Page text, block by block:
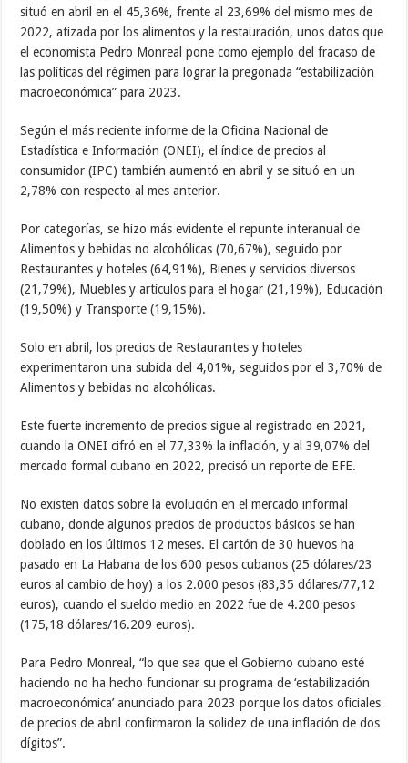
situó en abril en el 45,36%, frente al 23,69% del mismo mes de
2022, atizada por los alimentos y la restauración, unos datos que
el economista Pedro Monreal pone como ejemplo del fracaso de
las políticas del régimen para lograr la pregonada “estabilización
macroeconómica” para 2023.
Según el más reciente informe de la Oficina Nacional de
Estadística e Información (ONEI), el índice de precios al
consumidor (IPC) también aumentó en abril y se situó en un
2,78% con respecto al mes anterior.
Por categorías, se hizo más evidente el repunte interanual de
Alimentos y bebidas no alcohólicas (70,67%), seguido por
Restaurantes y hoteles (64,91%), Bienes y servicios diversos
(21,79%), Muebles y artículos para el hogar (21,19%), Educación
(19,50%) y Transporte (19,15%).
Solo en abril, los precios de Restaurantes y hoteles
experimentaron una subida del 4,01%, seguidos por el 3,70% de
Alimentos y bebidas no alcohólicas.
Este fuerte incremento de precios sigue al registrado en 2021,
cuando la ONEI cifró en el 77,33% la inflación, y al 39,07% del
mercado formal cubano en 2022, precisó un reporte de EFE.
No existen datos sobre la evolución en el mercado informal
cubano, donde algunos precios de productos básicos se han
doblado en los últimos 12 meses. El cartón de 30 huevos ha
pasado en La Habana de los 600 pesos cubanos (25 dólares/23
euros al cambio de hoy) a los 2.000 pesos (83,35 dólares/77,12
euros), cuando el sueldo medio en 2022 fue de 4.200 pesos
(175,18 dólares/16.209 euros).
Para Pedro Monreal, “lo que sea que el Gobierno cubano esté
haciendo no ha hecho funcionar su programa de ‘estabilización
macroeconómica’ anunciado para 2023 porque los datos oficiales
de precios de abril confirmaron la solidez de una inflación de dos
dígitos”.